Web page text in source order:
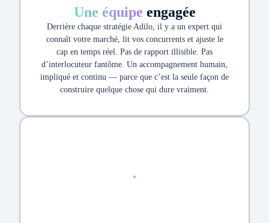
Une équipe engagée
Derrière chaque stratégie Adilo, il y a un expert qui
connaît votre marché, lit vos concurrents et ajuste le
cap en temps réel. Pas de rapport illisible. Pas
d’interlocuteur fantôme. Un accompagnement humain,
impliqué et continu — parce que c’est la seule façon de
construire quelque chose qui dure vraiment.